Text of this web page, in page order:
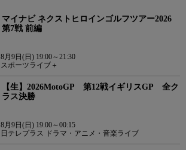
マイナビ ネクストヒロインゴルフツアー2026
第7戦 前編
8月9日(日) 19:00～21:30
スポーツライブ＋
【生】2026MotoGP 第12戦イギリスGP 全ク
ラス決勝
8月9日(日) 19:00～00:15
日テレプラス ドラマ・アニメ・音楽ライブ